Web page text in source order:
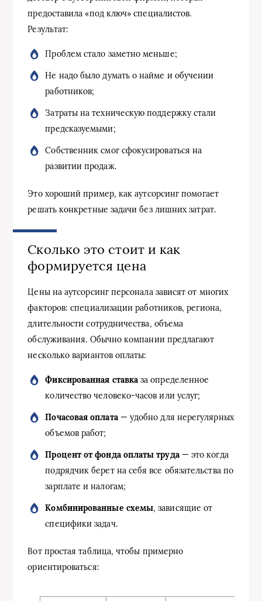
предоставила «под ключ» специалистов.
Результат:
Проблем стало заметно меньше;
Не надо было думать о найме и обучении
работников;
Затраты на техническую поддержку стали
предсказуемыми;
Собственник смог сфокусироваться на
развитии продаж.
Это хороший пример, как аутсорсинг помогает
решать конкретные задачи без лишних затрат.
Сколько это стоит и как
формируется цена
Цены на аутсорсинг персонала зависят от многих
факторов: специализации работников, региона,
длительности сотрудничества, объема
обслуживания. Обычно компании предлагают
несколько вариантов оплаты:
Фиксированная ставказа определенное
количество человеко-часов или услуг;
Почасовая оплата— удобно для нерегулярных
объемов работ;
Процент от фонда оплаты труда— это когда
подрядчик берет на себя все обязательства по
зарплате и налогам;
Комбинированные схемы, зависящие от
специфики задач.
Вот простая таблица, чтобы примерно
ориентироваться: